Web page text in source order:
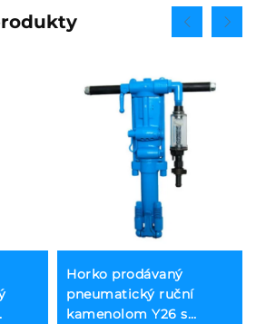
Horko prodávaný
pneumatický ruční
kamenolom Y26 s